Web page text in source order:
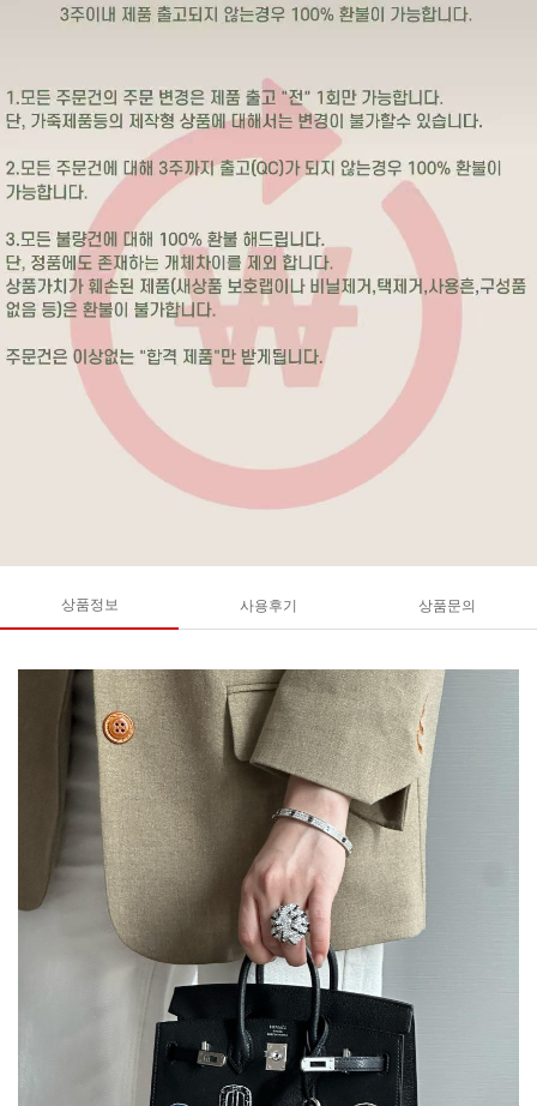
상품정보 사용후기 상품문의